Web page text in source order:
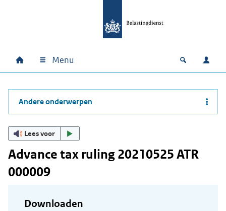
Hoofdnavigatie
Home Menu Open
Andere onderwerpen
Lees voor
Advance tax ruling 20210525 ATR
000009
Downloaden